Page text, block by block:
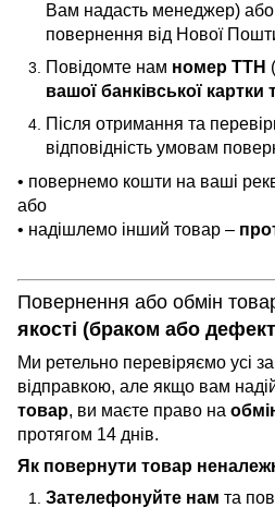
Вам надасть менеджер)
повернення від Нової
Повідомте нам номер ТТН
вашої банківської
Після отримання та
відповідність умовам
• повернемо кошти на ваші
або
• надішлемо інший товар –
Повернення або обмін
якості (браком або
Ми ретельно перевіряємо усі
відправкою, але якщо вам
товар, ви маєте право на
протягом 14 днів.
Як повернути товар
Зателефонуйте нам та